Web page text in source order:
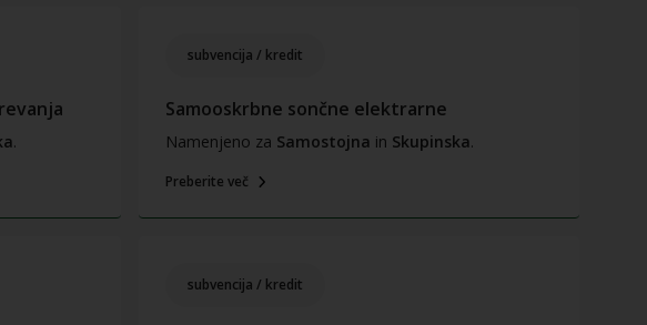
.
subvencija / kredit
Samooskrbne sončne elektrarne
Namenjeno za Samostojna in Skupinska.
Preberite več
subvencija / kredit